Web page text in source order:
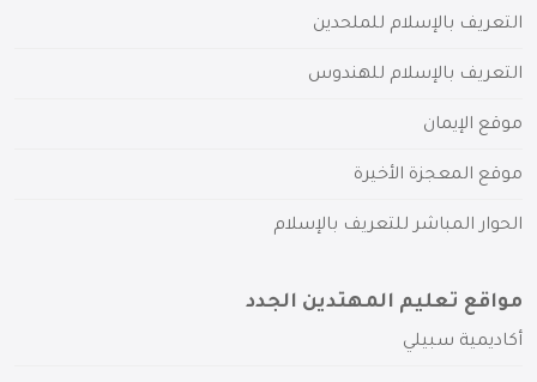
التعريف بالإسلام للملحدين
التعريف بالإسلام للهندوس
موقع الإيمان
موقع المعجزة الأخيرة
الحوار المباشر للتعريف بالإسلام
مواقع تعليم المهتدين الجدد
أكاديمية سبيلي